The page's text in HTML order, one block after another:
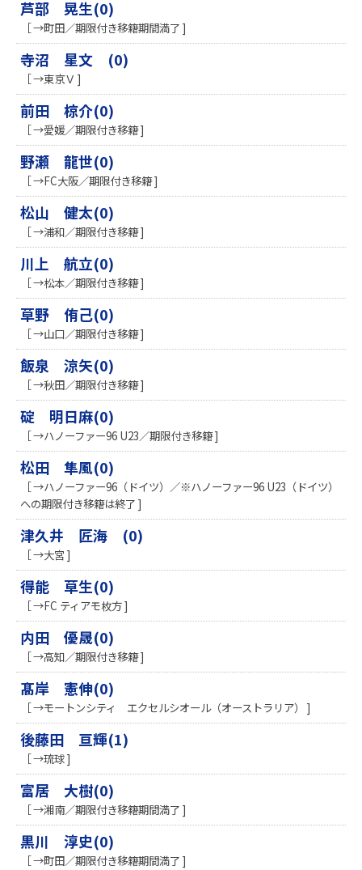
芦部 晃生(0)
［ →町田／期限付き移籍期間満了 ]
寺沼 星文 (0)
［ →東京Ｖ ]
前田 椋介(0)
［ →愛媛／期限付き移籍 ]
野瀬 龍世(0)
［ →FC大阪／期限付き移籍 ]
松山 健太(0)
［ →浦和／期限付き移籍 ]
川上 航立(0)
［ →松本／期限付き移籍 ]
草野 侑己(0)
［ →山口／期限付き移籍 ]
飯泉 涼矢(0)
［ →秋田／期限付き移籍 ]
碇 明日麻(0)
［ →ハノーファー96 U23／期限付き移籍 ]
松田 隼風(0)
［ →ハノーファー96（ドイツ）／※ハノーファー96 U23（ドイツ）
への期限付き移籍は終了 ]
津久井 匠海 (0)
［ →大宮 ]
得能 草生(0)
［ →FC ティアモ枚方 ]
内田 優晟(0)
［ →高知／期限付き移籍 ]
髙岸 憲伸(0)
［ →モートンシティ エクセルシオール（オーストラリア） ]
後藤田 亘輝(1)
［ →琉球 ]
富居 大樹(0)
［ →湘南／期限付き移籍期間満了 ]
黒川 淳史(0)
［ →町田／期限付き移籍期間満了 ]